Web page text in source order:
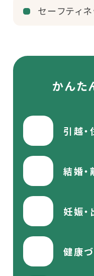
セーフティ
かんた
引越・
結婚・
妊娠・
健康づ